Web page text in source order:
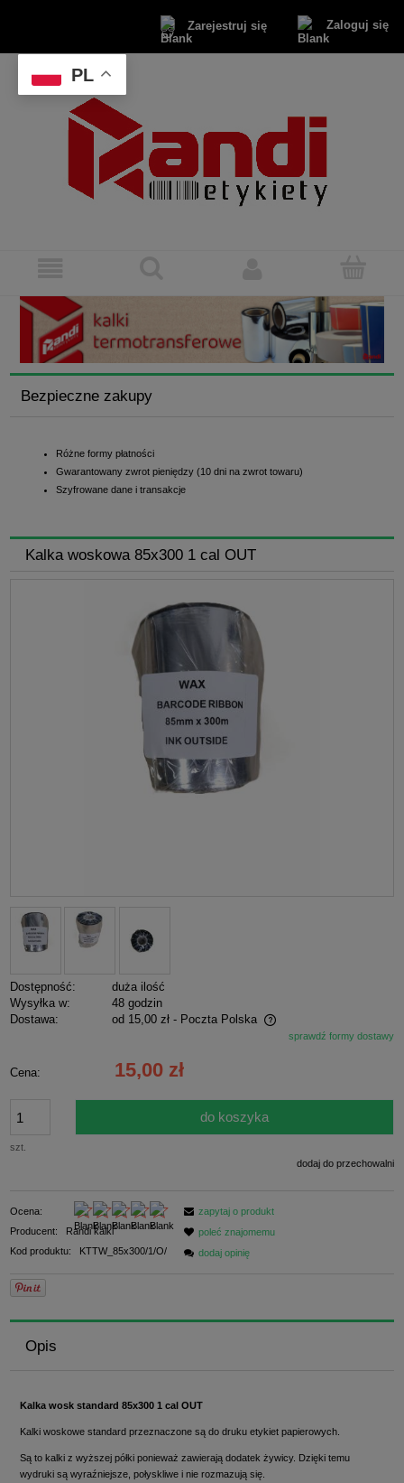
Zarejestruj się Zaloguj się
Bezpieczne zakupy
Różne formy płatności
Gwarantowany zwrot pieniędzy (10 dni na zwrot towaru)
Szyfrowane dane i transakcje
Kalka woskowa 85x300 1 cal OUT
Dostępność:
duża ilość
Wysyłka w:
48 godzin
Dostawa:
od 15,00 zł - Poczta Polska
Cena nie zawiera ewentualnych kosztów płatnościsprawdź formy dostawy
Cena: 15,00 zł
szt.
do koszyka
dodaj do przechowalni
Ocena:
Producent:
Randi kalki
Kod produktu:
KTTW_85x300/1/O/
zapytaj o produkt
poleć znajomemu
dodaj opinię
Opis
Kalka wosk standard 85x300 1 cal OUT
Kalki woskowe standard przeznaczone są do druku etykiet papierowych.
Są to kalki z wyższej półki ponieważ zawierają dodatek żywicy. Dzięki temu
wydruki są wyraźniejsze, połyskliwe i nie rozmazują się.
PL